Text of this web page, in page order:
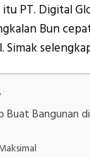
PT. Digital
Bun
Simak
Buat Bangunan